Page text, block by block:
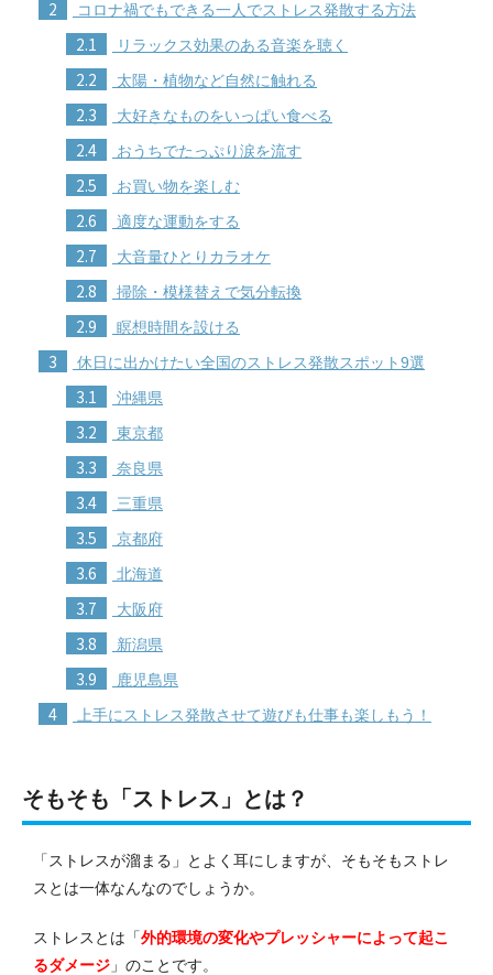
2 コロナ禍でもできる一人でストレス発散する方法
2.1 リラックス効果のある音楽を聴く
2.2 太陽・植物など自然に触れる
2.3 大好きなものをいっぱい食べる
2.4 おうちでたっぷり涙を流す
2.5 お買い物を楽しむ
2.6 適度な運動をする
2.7 大音量ひとりカラオケ
2.8 掃除・模様替えで気分転換
2.9 瞑想時間を設ける
3 休日に出かけたい全国のストレス発散スポット9選
3.1 沖縄県
3.2 東京都
3.3 奈良県
3.4 三重県
3.5 京都府
3.6 北海道
3.7 大阪府
3.8 新潟県
3.9 鹿児島県
4 上手にストレス発散させて遊びも仕事も楽しもう！
そもそも「ストレス」とは？
「ストレスが溜まる」とよく耳にしますが、そもそもストレ
スとは一体なんなのでしょうか。
ストレスとは「外的環境の変化やプレッシャーによって起こ
るダメージ 」のことです。